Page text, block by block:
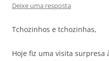
Deixe uma resposta
Tchozinhos e tchozinhas,
Hoje fiz uma visita surpresa